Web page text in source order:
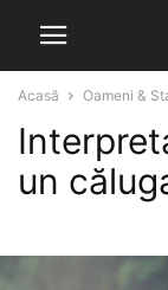
Acasă Oameni &
un